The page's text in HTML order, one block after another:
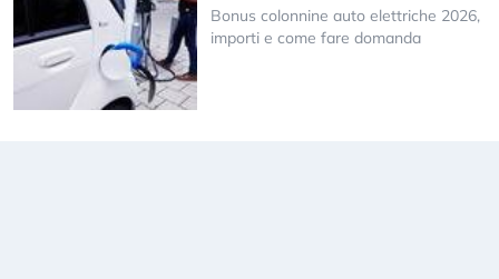
Bonus colonnine auto elettriche 2026,
importi e come fare domanda